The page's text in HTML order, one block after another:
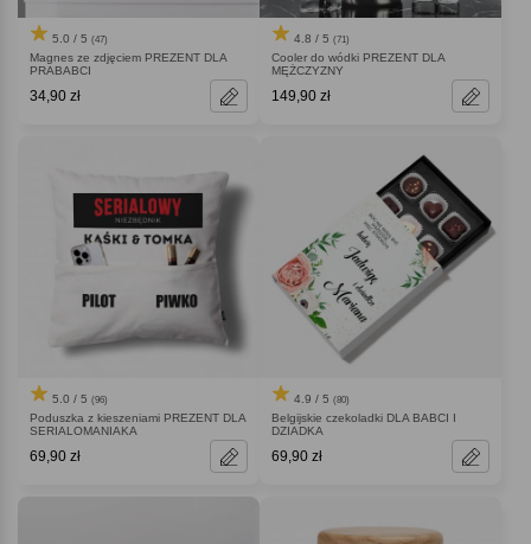
5.0 / 5 (47)
Magnes ze zdjęciem PREZENT DLA
PRABABCI
34,90 zł
4.8 / 5 (71)
Cooler do wódki PREZENT DLA
MĘŻCZYZNY
149,90 zł
5.0 / 5 (96)
Poduszka z kieszeniami PREZENT DLA
SERIALOMANIAKA
69,90 zł
4.9 / 5 (80)
Belgijskie czekoladki DLA BABCI I
DZIADKA
69,90 zł